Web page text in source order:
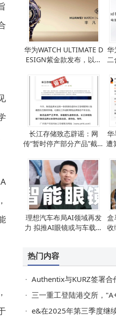
华为WATCH ULTIMATE D
ESIGN紫金款发布，以紫
端腕表新标杆
华
二
长江存储致态辟谣：网
传“暂时停产部分产品”截图
华
遭
理想汽车布局AI领域再发
力 拟推AI眼镜或与车载系
盒
收
热门内容
Authentix与KURZ签署合
三一重工登陆港交所，"A+H"双
e&在2025年第三季度继续保持强劲增长，合并